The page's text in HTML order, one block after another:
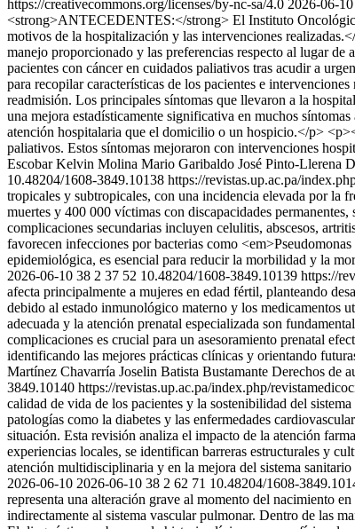
https://creativecommons.org/licenses/by-nc-sa/4.0 2026-06-10
<strong>ANTECEDENTES:</strong> El Instituto
motivos de la hospitalización y las intervenciones
manejo proporcionado y las preferencias respecto al lugar
pacientes con cáncer en cuidados paliativos tras acudir a
para recopilar características de los pacientes e
readmisión. Los principales síntomas que llevaron a la
una mejora estadísticamente significativa en muchos
atención hospitalaria que el domicilio o un hospicio.</p>
paliativos. Estos síntomas mejoraron con intervenciones
Escobar Kelvin Molina Mario Garibaldo José Pinto-Llerena
10.48204/1608-3849.10138 https://revistas.up.ac.pa/
tropicales y subtropicales, con una incidencia elevada por la
muertes y 400 000 víctimas con discapacidades
complicaciones secundarias incluyen celulitis, abscesos,
favorecen infecciones por bacterias como
epidemiológica, es esencial para reducir la morbilidad y la
2026-06-10 38 2 37 52 10.48204/1608-3849.10139 https://
afecta principalmente a mujeres en edad fértil, planteando
debido al estado inmunológico materno y los medicamentos
adecuada y la atención prenatal especializada son
complicaciones es crucial para un asesoramiento prenatal
identificando las mejores prácticas clínicas y orientando
Martínez Chavarría Joselin Batista Bustamante Derechos de
3849.10140 https://revistas.up.ac.pa/index.php/
calidad de vida de los pacientes y la sostenibilidad del
patologías como la diabetes y las enfermedades
situación. Esta revisión analiza el impacto de la atención
experiencias locales, se identifican barreras estructurales y
atención multidisciplinaria y en la mejora del sistema
2026-06-10 2026-06-10 38 2 62 71 10.48204/1608-
representa una alteración grave al momento del nacimiento
indirectamente al sistema vascular pulmonar. Dentro de las